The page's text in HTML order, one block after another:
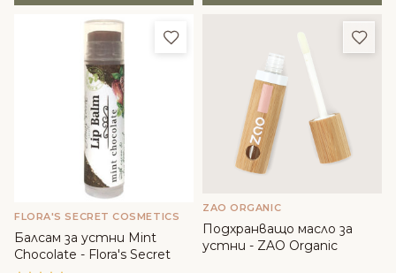
Добави в любими
FLORA'S SECRET COSMETICS
Балсам за устни Mint
Chocolate - Flora's Secret
ZAO ORGANIC
Подхранващо масло за
устни - ZAO Organic